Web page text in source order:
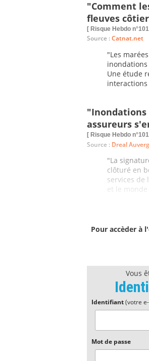
"Comment
fleuves
[ Risque Hebdo
Source :Catnat.net
"Les
inondations
Une étude
"Inondations
assureurs
[ Risque Hebdo
Source : Dreal
"La
clôturé en
services de
et le
Pour accèder à
Vous
Identifiant(votre
Mot de passe